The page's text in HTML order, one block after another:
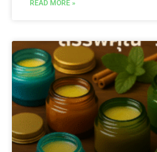
READ MORE »